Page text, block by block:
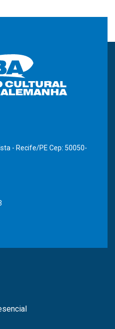
- Recife/PE Cep: 50050-